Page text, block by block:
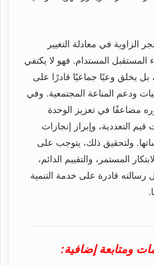
الزاوية في معادلة التغيير
المستقبل المستدام. فهو لا يكتفي
بل يخلق وعيًا جماعيًا قادرًا على
ودعم المناعة المجتمعية. وفي
مضاعفًا في تعزيز الوحدة
قيم التعددية، وإبراز إنجازات
ولتحقيق ذلك، يتوجب على
المستمر، والتقييم الدائم،
قادرة على خدمة التنمية
ومتابعة إضافية: